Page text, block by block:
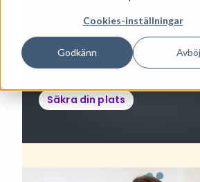
Cookies-inställningar
Godkänn Avböj
Välkommen till en föreläsning där
går igenom 'förklimakteriet' (början på
som faktiskt händer i kroppen, hur det
mående, energi och menscykel, och hur
Säkra din plats